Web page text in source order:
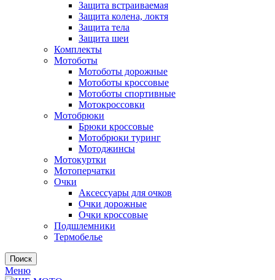
Защита встраиваемая
Защита колена, локтя
Защита тела
Защита шеи
Комплекты
Мотоботы
Мотоботы дорожные
Мотоботы кроссовые
Мотоботы спортивные
Мотокроссовки
Мотобрюки
Брюки кроссовые
Мотобрюки туринг
Мотоджинсы
Мотокуртки
Мотоперчатки
Очки
Аксессуары для очков
Очки дорожные
Очки кроссовые
Подшлемники
Термобелье
Поиск
Меню